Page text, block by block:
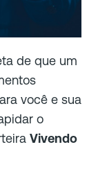
de que um
você e sua
o
Vivendo